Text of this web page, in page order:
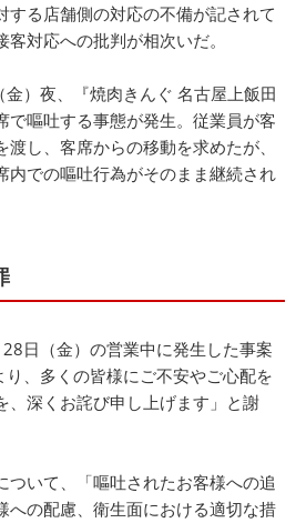
する店舗側の対応の不備が記されて
対応への批判が相次いだ。
）夜、『焼肉きんぐ 名古屋上飯田
で嘔吐する事態が発生。従業員が客
し、客席からの移動を求めたが、
内での嘔吐行為がそのまま継続され
日（金）の営業中に発生した事案
り、多くの皆様にご不安やご心配を
、深くお詫び申し上げます」と謝
ついて、「嘔吐されたお客様への追
への配慮、衛生面における適切な措